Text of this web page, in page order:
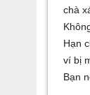
chà
Hạn
ví bị
Bạn